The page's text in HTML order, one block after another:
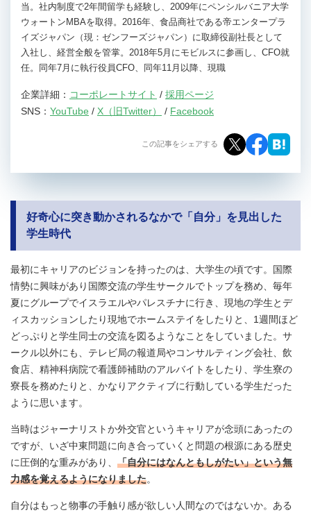
当。社内制度で2年間留学も経験し、2009年にペンシルバニア大学
ウォートンMBAを取得。2016年、食品商社である帝エンタープラ
イズジャパン（現：ゼンフーズジャパン）に取締役副社長として
入社し、経営全般を管掌。2018年5月にモビルスに参画し、CFO就
任。同年7月に執行役員CFO、同年11月以降、現職
企業詳細： コーポレートサイト / 採用ページ
SNS： YouTube / X（旧Twitter） / Facebook
この記事をシェアする
好奇心に突き動かされるなかで「自分」を見出した
学生時代
最初にキャリアのビジョンを持ったのは、大学生の頃です。国際
情勢に興味があり国際交流の学生サークルでトップを務め、毎年
夏にグループでイスラエルやパレスチナに行き、現地の学生とデ
ィスカッションしたり現地でホームステイをしたりと、1週間ほど
どっぷりと学生同士の交流を図るようなことをしていました。サ
ークル以外にも、テレビ局の報道局やコンサルティング会社、飲
食店、精神科病院で看護師補助のアルバイトをしたり、学生寮の
寮長を務めたりと、かなりアクティブに行動している学生だった
ように思います。
当時はジャーナリストか外交官というキャリアが念頭にあったの
ですが、いざ中東問題に向き合っていくと問題の根源にある歴史
に圧倒的な重みがあり、 「自分にはなんともしがたい」という無
力感を覚えるようになりました。
自分はもっと物事の手触り感が欲しい人間なのではないか。ある